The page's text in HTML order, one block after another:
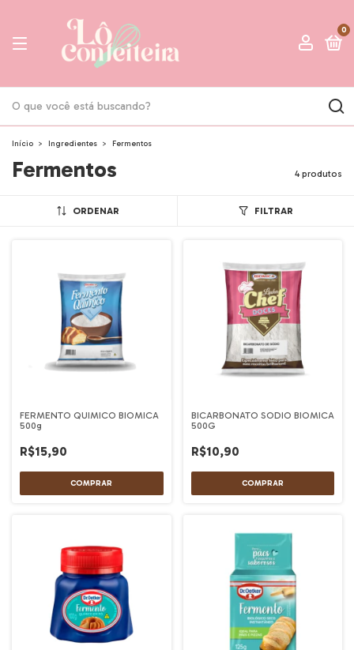
0
Início > Ingredientes > Fermentos
Fermentos 4 produtos
ORDENAR FILTRAR
FERMENTO QUIMICO BIOMICA
500g
R$15,90
BICARBONATO SODIO BIOMICA
500G
R$10,90